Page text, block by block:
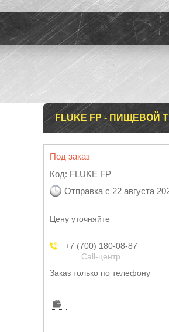
FLUKE FP - ПИЩЕВОЙ
Под заказ
Код: FLUKE FP
Отправка с 22 августа
Цену уточняйте
+7 (700) 180-08-87
Call-центр
Заказ только по телефону